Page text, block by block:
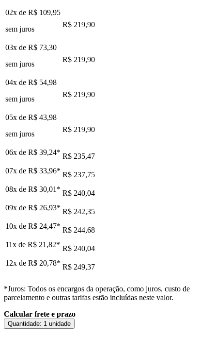
02x de R$ 109,95
sem juros
R$ 219,90
03x de R$ 73,30
sem juros
R$ 219,90
04x de R$ 54,98
sem juros
R$ 219,90
05x de R$ 43,98
sem juros
R$ 219,90
06x de R$ 39,24* R$ 235,47
07x de R$ 33,96* R$ 237,75
08x de R$ 30,01* R$ 240,04
09x de R$ 26,93* R$ 242,35
10x de R$ 24,47* R$ 244,68
11x de R$ 21,82* R$ 240,04
12x de R$ 20,78* R$ 249,37
*Juros: Todos os encargos da operação, como juros, custo de
parcelamento e outras tarifas estão incluídas neste valor.
Calcular frete e prazo
Quantidade: 1 unidade